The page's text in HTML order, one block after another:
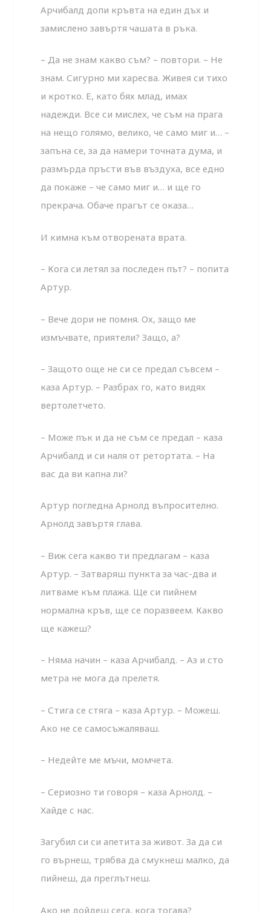
Арчибалд допи кръвта на един дъх и
замислено завъртя чашата в ръка.
– Да не знам какво съм? – повтори. – Не
знам. Сигурно ми харесва. Живея си тихо
и кротко. Е, като бях млад, имах
надежди. Все си мислех, че съм на прага
на нещо голямо, велико, че само миг и… –
запъна се, за да намери точната дума, и
размърда пръсти във въздуха, все едно
да покаже – че само миг и… и ще го
прекрача. Обаче прагът се оказа…
И кимна към отворената врата.
– Кога си летял за последен път? – попита
Артур.
– Вече дори не помня. Ох, защо ме
измъчвате, приятели? Защо, а?
– Защото още не си се предал съвсем –
каза Артур. – Разбрах го, като видях
вертолетчето.
– Може пък и да не съм се предал – каза
Арчибалд и си наля от ретортата. – На
вас да ви капна ли?
Артур погледна Арнолд въпросително.
Арнолд завъртя глава.
– Виж сега какво ти предлагам – каза
Артур. – Затваряш пункта за час-два и
литваме към плажа. Ще си пийнем
нормална кръв, ще се поразвеем. Какво
ще кажеш?
– Няма начин – каза Арчибалд. – Аз и сто
метра не мога да прелетя.
– Стига се стяга – каза Артур. – Можеш.
Ако не се самосъжаляваш.
– Недейте ме мъчи, момчета.
– Сериозно ти говоря – каза Арнолд. –
Хайде с нас.
Загубил си си апетита за живот. За да си
го върнеш, трябва да смукнеш малко, да
пийнеш, да преглътнеш.
Ако не дойдеш сега, кога тогава?